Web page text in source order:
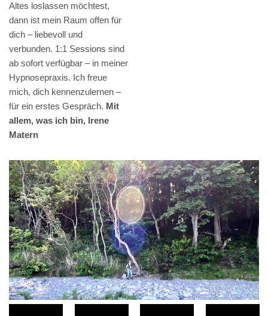
Altes loslassen möchtest,
dann ist mein Raum offen für
dich – liebevoll und
verbunden. 1:1 Sessions sind
ab sofort verfügbar – in meiner
Hypnosepraxis. Ich freue
mich, dich kennenzulernen –
für ein erstes Gespräch. Mit
allem, was ich bin, Irene
Matern